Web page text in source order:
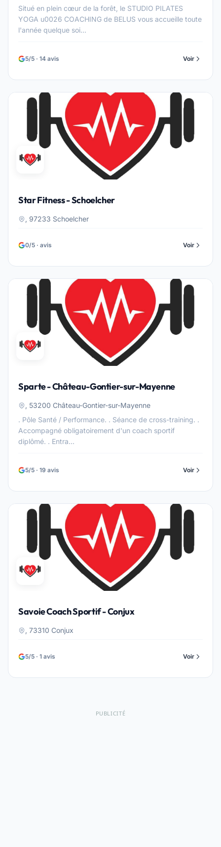
Situé en plein cœur de la forêt, le STUDIO PILATES
YOGA u0026 COACHING de BELUS vous accueille toute
l'année quelque soi...
5/5 · 14 avis Voir
Star Fitness - Schoelcher
, 97233 Schoelcher
0/5 · avis Voir
Sparte - Château-Gontier-sur-Mayenne
, 53200 Château-Gontier-sur-Mayenne
. Pôle Santé / Performance. . Séance de cross-training. .
Accompagné obligatoirement d'un coach sportif
diplômé. . Entra...
5/5 · 19 avis Voir
Savoie Coach Sportif - Conjux
, 73310 Conjux
5/5 · 1 avis Voir
PUBLICITÉ